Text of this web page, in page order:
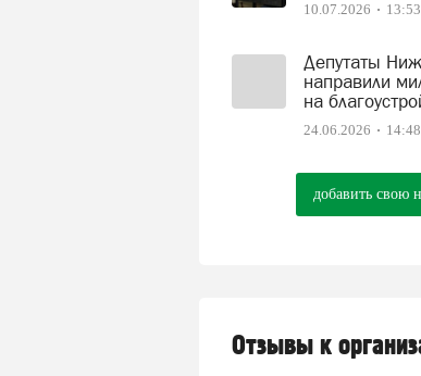
10.07.2026 13:53
Депутаты
направили
на
24.06.2026 14:48
добавить свою
Отзывы к